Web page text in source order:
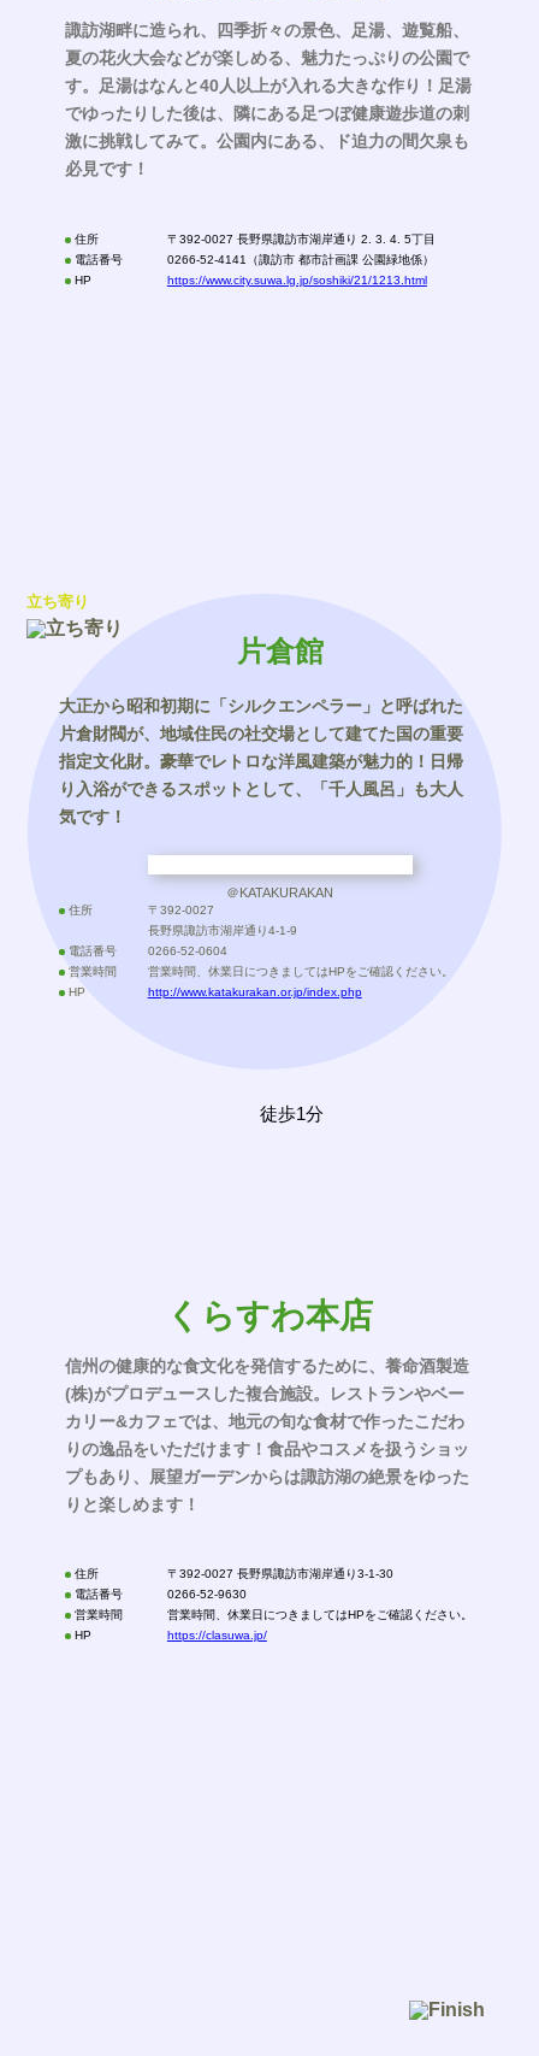
諏訪湖畔に造られ、四季折々の景色、足湯、遊覧船、
夏の花火大会などが楽しめる、魅力たっぷりの公園で
す。足湯はなんと40人以上が入れる大きな作り！足湯
でゆったりした後は、隣にある足つぼ健康遊歩道の刺
激に挑戦してみて。公園内にある、ド迫力の間欠泉も
必見です！
住所
〒392-0027 長野県諏訪市湖岸通り 2. 3. 4. 5丁目
電話番号
0266-52-4141（諏訪市 都市計画課 公園緑地係）
HP
https://www.city.suwa.lg.jp/soshiki/21/1213.html
立ち寄り
片倉館
大正から昭和初期に「シルクエンペラー」と呼ばれた
片倉財閥が、地域住民の社交場として建てた国の重要
指定文化財。豪華でレトロな洋風建築が魅力的！日帰
り入浴ができるスポットとして、「千人風呂」も大人
気です！
＠KATAKURAKAN
住所
〒392-0027
長野県諏訪市湖岸通り4-1-9
電話番号
0266-52-0604
営業時間
営業時間、休業日につきましてはHPをご確認ください。
HP
http://www.katakurakan.or.jp/index.php
徒歩1分
くらすわ本店
信州の健康的な食文化を発信するために、養命酒製造
(株)がプロデュースした複合施設。レストランやベー
カリー&カフェでは、地元の旬な食材で作ったこだわ
りの逸品をいただけます！食品やコスメを扱うショッ
プもあり、展望ガーデンからは諏訪湖の絶景をゆった
りと楽しめます！
住所
〒392-0027 長野県諏訪市湖岸通り3-1-30
電話番号
0266-52-9630
営業時間
営業時間、休業日につきましてはHPをご確認ください。
HP
https://clasuwa.jp/